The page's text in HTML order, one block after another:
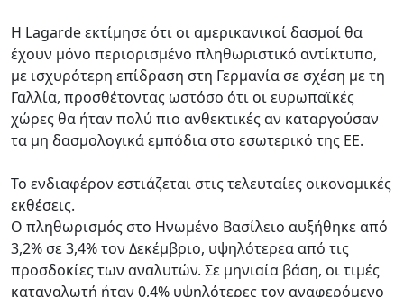
Η Lagarde εκτίμησε ότι οι αμερικανικοί δασμοί θα
έχουν μόνο περιορισμένο πληθωριστικό αντίκτυπο,
με ισχυρότερη επίδραση στη Γερμανία σε σχέση με τη
Γαλλία, προσθέτοντας ωστόσο ότι οι ευρωπαϊκές
χώρες θα ήταν πολύ πιο ανθεκτικές αν καταργούσαν
τα μη δασμολογικά εμπόδια στο εσωτερικό της ΕΕ.
Το ενδιαφέρον εστιάζεται στις τελευταίες οικονομικές
εκθέσεις.
Ο πληθωρισμός στο Ηνωμένο Βασίλειο αυξήθηκε από
3,2% σε 3,4% τον Δεκέμβριο, υψηλότερεα από τις
προσδοκίες των αναλυτών. Σε μηνιαία βάση, οι τιμές
καταναλωτή ήταν 0,4% υψηλότερες τον αναφερόμενο